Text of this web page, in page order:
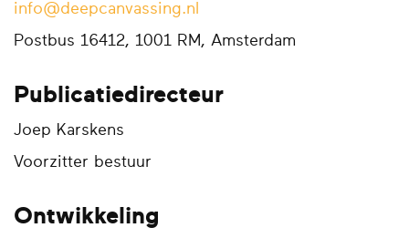
info@deepcanvassing.nl
Postbus 16412, 1001 RM, Amsterdam
Publicatiedirecteur
Joep Karskens
Voorzitter bestuur
Ontwikkeling